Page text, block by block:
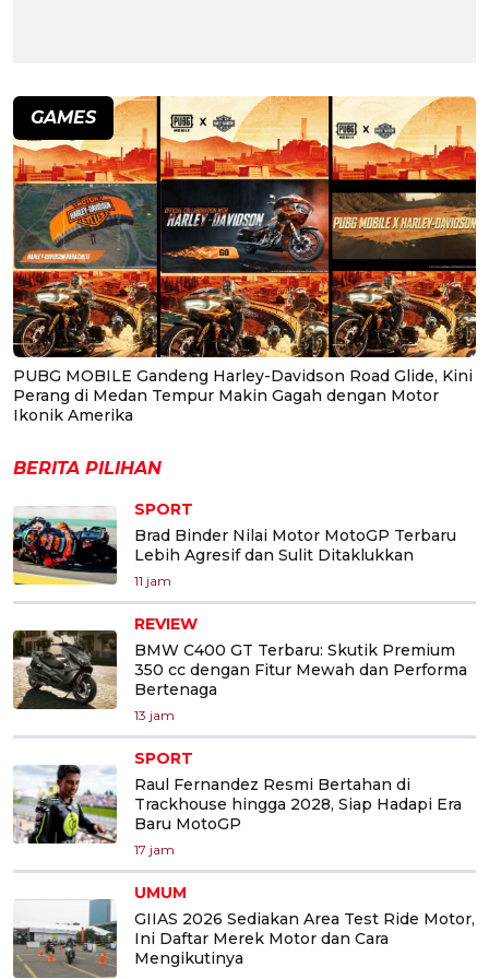
GAMES
PUBG MOBILE Gandeng Harley-Davidson Road Glide, Kini
Perang di Medan Tempur Makin Gagah dengan Motor
Ikonik Amerika
BERITA PILIHAN
SPORT
Brad Binder Nilai Motor MotoGP Terbaru
Lebih Agresif dan Sulit Ditaklukkan
11 jam
REVIEW
BMW C400 GT Terbaru: Skutik Premium
350 cc dengan Fitur Mewah dan Performa
Bertenaga
13 jam
SPORT
Raul Fernandez Resmi Bertahan di
Trackhouse hingga 2028, Siap Hadapi Era
Baru MotoGP
17 jam
UMUM
GIIAS 2026 Sediakan Area Test Ride Motor,
Ini Daftar Merek Motor dan Cara
Mengikutinya